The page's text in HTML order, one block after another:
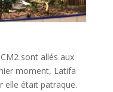
sont allés aux
moment, Latifa
elle était patraque.